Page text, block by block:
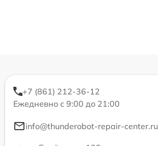
+7 (861) 212-36-12
Ежедневно с 9:00 до 21:00
info@thunderobot-repair-center.ru